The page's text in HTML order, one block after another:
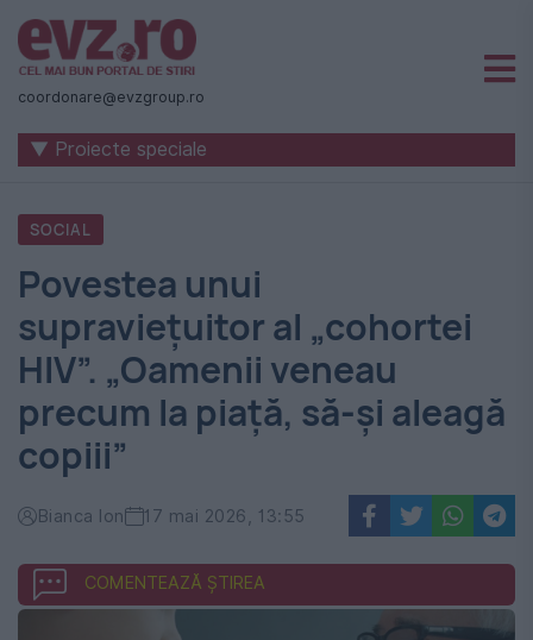
Știri
naționale
internaționale
România
-
Evenimentul
Zilei
coordonare@evzgroup.ro
▼ Proiecte speciale
SOCIAL
Povestea unui
supravieţuitor al „cohortei
HIV”. „Oamenii veneau
precum la piaţă, să-şi aleagă
copiii”
Bianca Ion 17 mai 2026, 13:55
COMENTEAZĂ ȘTIREA